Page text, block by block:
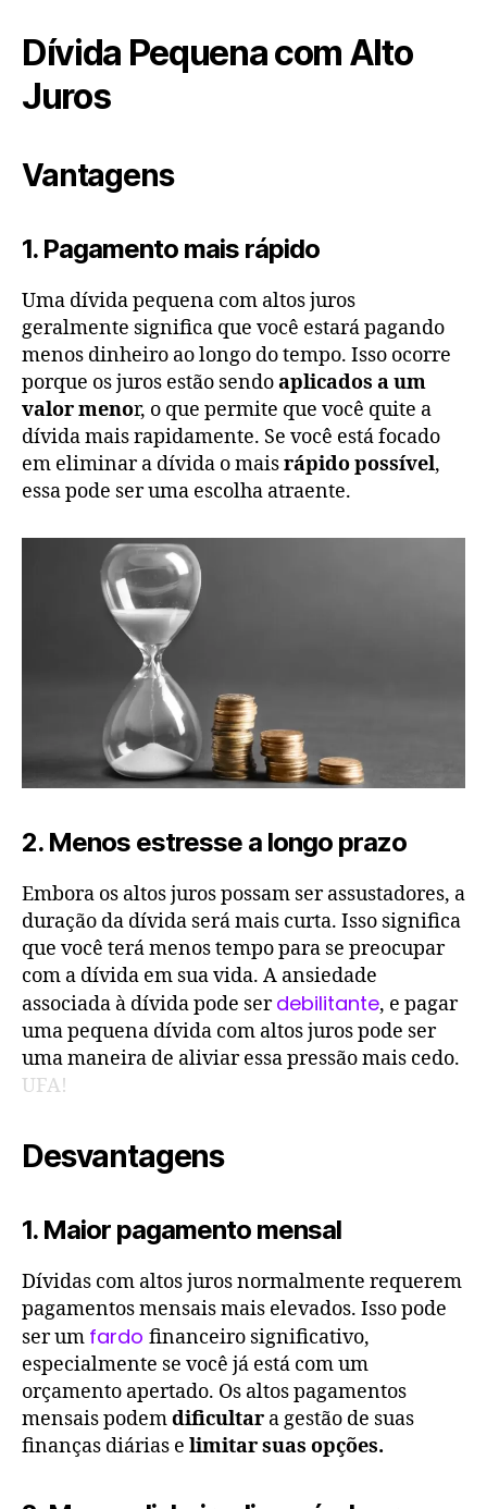
Dívida Pequena com Alto
Juros
Vantagens
1. Pagamento mais rápido
Uma dívida pequena com altos juros
geralmente significa que você estará pagando
menos dinheiro ao longo do tempo. Isso ocorre
porque os juros estão sendoaplicados a um
valor menor, o que permite que você quite a
dívida mais rapidamente. Se você está focado
em eliminar a dívida o maisrápido possível,
essa pode ser uma escolha atraente.
2. Menos estresse a longo prazo
Embora os altos juros possam ser assustadores, a
duração da dívida será mais curta. Isso significa
que você terá menos tempo para se preocupar
com a dívida em sua vida. A ansiedade
associada à dívida pode serdebilitante, e pagar
uma pequena dívida com altos juros pode ser
uma maneira de aliviar essa pressão mais cedo.
UFA!
Desvantagens
1. Maior pagamento mensal
Dívidas com altos juros normalmente requerem
pagamentos mensais mais elevados. Isso pode
ser um fardo financeiro significativo,
especialmente se você já está com um
orçamento apertado. Os altos pagamentos
mensais podemdificultar a gestão de suas
finanças diárias e limitar suas opções.